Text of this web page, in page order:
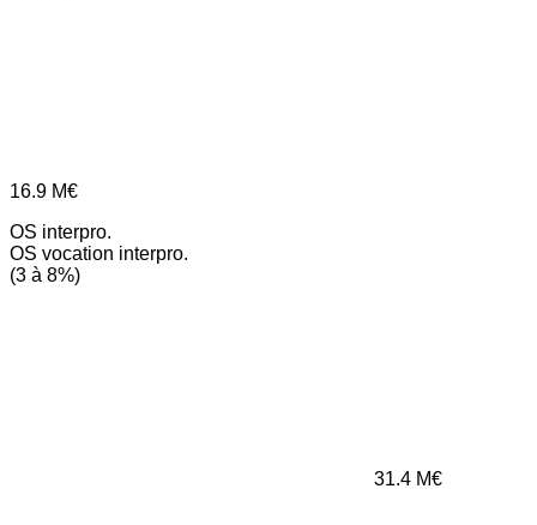
16.9 M€
OS interpro.
OS vocation interpro.
(3 à 8%)
31.4 M€